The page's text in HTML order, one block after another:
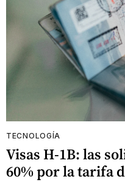
TECNOLOGÍA
Visas H-1B: las
60% por la tarifa